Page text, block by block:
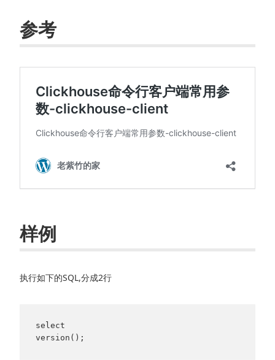
参考
样例
执行如下的SQL,分成2行
select
version();